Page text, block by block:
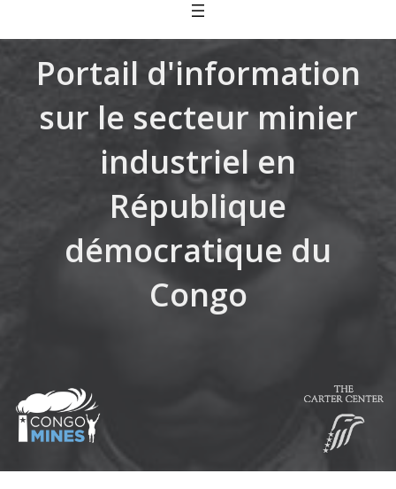
Portail d'information
sur le secteur minier
industriel en
République
démocratique du
Congo